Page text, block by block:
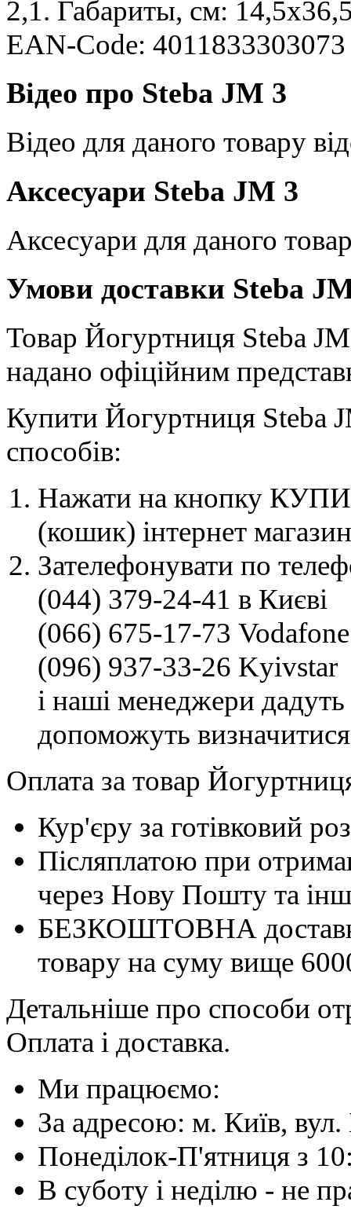
2,1. Габариты, см:
EAN-Code: 4011833303073
Відео про Steba JM 3
Відео для даного товару
Аксесуари Steba JM 3
Аксесуари для даного
Умови доставки Steba
Товар Йогуртниця Steba JM
надано офіційним
Купити Йогуртниця Steba
способів:
Нажати на кнопку
(кошик) інтернет
Зателефонувати по
(044) 379-24-41 в Києві
(066) 675-17-73 Vodafone
(096) 937-33-26 Kyivstar
і наші менеджери дадуть
допоможуть
Оплата за товар
Кур'єру за готівковий
Післяплатою при
через Нову Пошту та
БЕЗКОШТОВНА
товару на суму вище
Детальніше про способи
Оплата і доставка.
Ми працюємо:
За адресою: м. Київ, вул.
Понеділок-П'ятниця з
В суботу і неділю - не